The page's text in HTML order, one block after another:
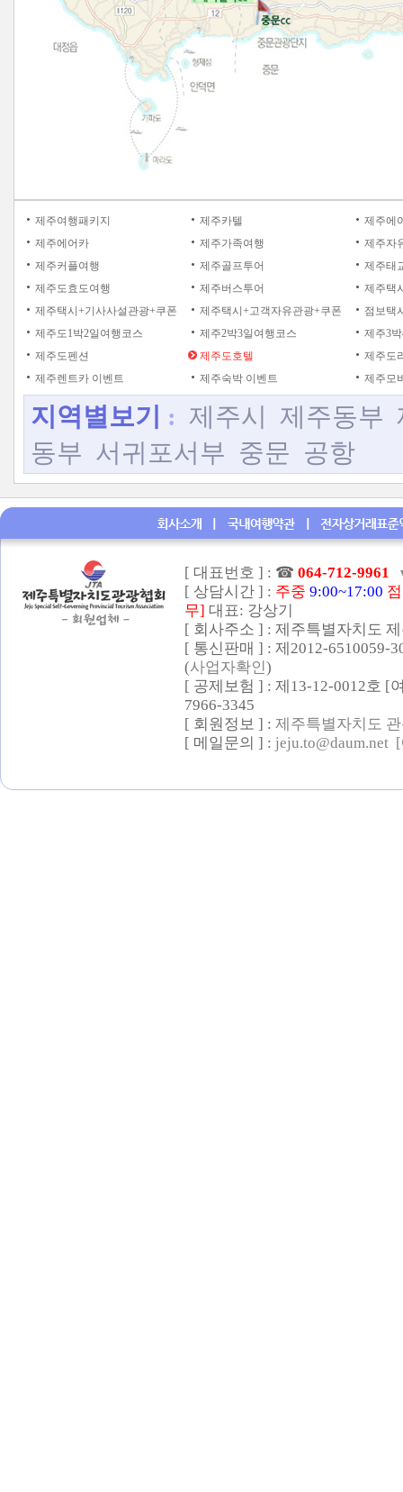
제주여행패키지 제주카텔
제주에
제주에어카
제주가족여행
제주자
제주커플여행
제주골프투어
제주태
제주도효도여행
제주버스투어
제주택
제주택시+기사사설관광+쿠폰
제주택시+고객자유관광+쿠폰
점보택
제주도1박2일여행코스
제주2박3일여행코스
제주3
제주도펜션
제주도호텔
제주도
제주렌트카 이벤트
제주숙박 이벤트 제주모
지역별보기 : 제주시 제주동부
동부 서귀포서부 중문 공항
[ 대표번호 ] : ☎ 064-712-9961
[ 상담시간 ] : 주중 9:00~17:00
무] 대표: 강상기
[ 회사주소 ] : 제주특별자치도
[ 통신판매 ] : 제2012-
(사업자확인)
[ 공제보험 ] : 제13-12-0012호 [
7966-3345
[ 회원정보 ] : 제주특별자치도
[ 메일문의 ] : jeju.to@daum.net